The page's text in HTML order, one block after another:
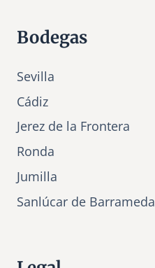
Bodegas
Sevilla
Cádiz
Jerez de la Frontera
Ronda
Jumilla
Sanlúcar de Barrameda